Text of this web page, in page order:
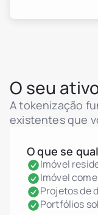
O seu
A tokenização
existentes que
O que se
Imóvel
Imóvel
Projetos de
Portfólios